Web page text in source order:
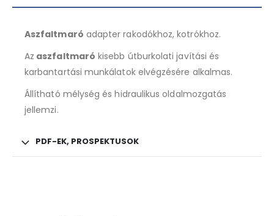
Aszfaltmaró adapter rakodókhoz, kotrókhoz.
Az aszfaltmaró kisebb útburkolati javítási és
karbantartási munkálatok elvégzésére alkalmas.
Állítható mélység és hidraulikus oldalmozgatás
jellemzi.
PDF-EK, PROSPEKTUSOK